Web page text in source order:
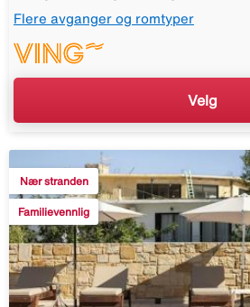
Flere avganger og romtyper
Velg
Nær stranden
Familievennlig